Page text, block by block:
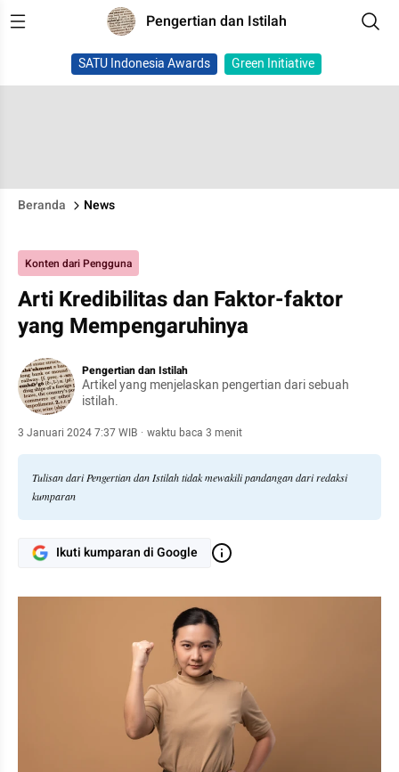
Pengertian dan Istilah
SATU Indonesia Awards Green Initiative
Beranda News
Konten dari Pengguna
Arti Kredibilitas dan Faktor-faktor
yang Mempengaruhinya
Pengertian dan Istilah
Artikel yang menjelaskan pengertian dari sebuah
istilah.
3 Januari 2024 7:37 WIB · waktu baca 3 menit
Tulisan dari Pengertian dan Istilah tidak mewakili pandangan dari redaksi
kumparan
Ikuti kumparan di Google